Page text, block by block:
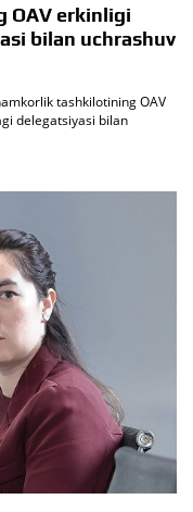
OAV erkinligi
bilan uchrashuv
tashkilotining OAV
delegatsiyasi bilan